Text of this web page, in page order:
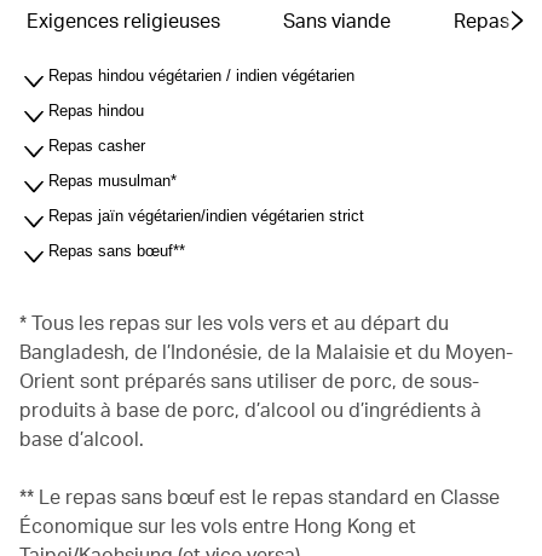
Exigences religieuses Sans viande Repas
Repas hindou végétarien / indien végétarien
Repas hindou
Repas casher
Repas musulman*
Repas jaïn végétarien/indien végétarien strict
Repas sans bœuf**
* Tous les repas sur les vols vers et au départ du
Bangladesh, de l’Indonésie, de la Malaisie et du Moyen-
Orient sont préparés sans utiliser de porc, de sous-
produits à base de porc, d’alcool ou d’ingrédients à
base d’alcool.
** Le repas sans bœuf est le repas standard en Classe
Économique sur les vols entre Hong Kong et